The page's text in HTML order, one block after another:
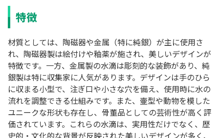
特徴
材質としては、陶磁器や金属（特に純銀）が主に使用さ
れ、陶磁器製は絵付けや釉薬が施され、美しいデザインが
特徴です。一方、金属製の水滴は彫刻的な装飾があり、純
銀製は特に収集家に人気があります。デザインは手のひら
に収まる小型で、注ぎ口や小さな穴を備え、使用時に水の
流れを調整できる仕組みです。また、壷型や動物を模した
ユニークな形状も存在し、骨董品としての芸術性が高く評
価されています。これらの水滴は、実用性だけでなく、歴
史的・文化的な背景が反映された美しいデザインが多く、